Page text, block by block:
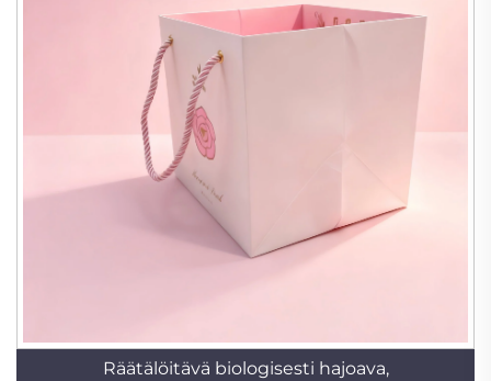
Räätälöitävä biologisesti hajoava,